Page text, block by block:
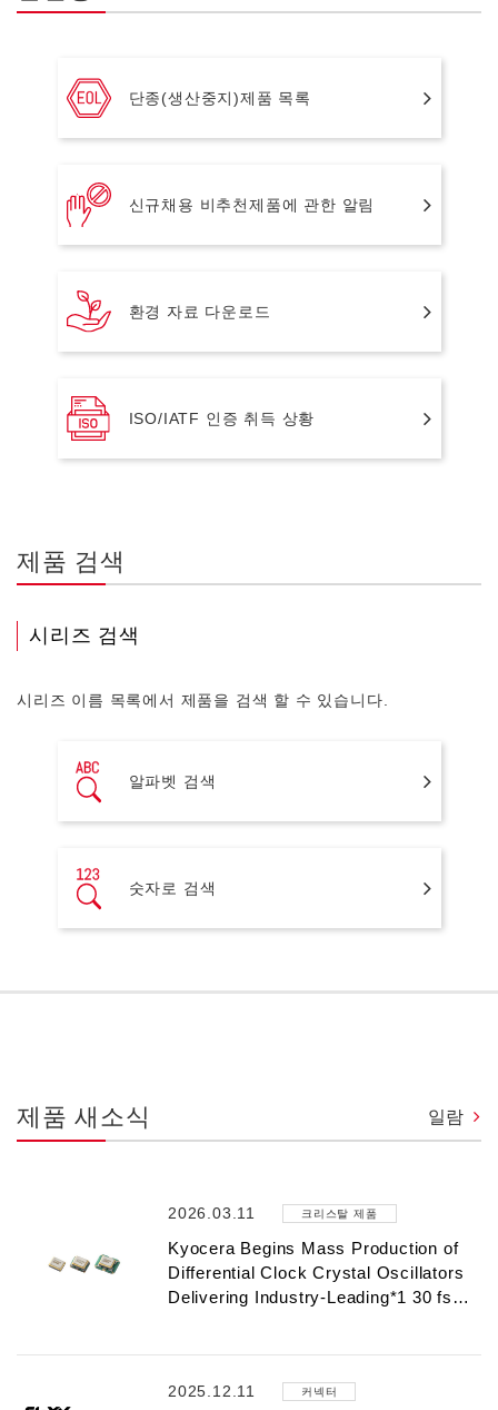
단종(생산중지)제품 목록
신규채용 비추천제품에 관한 알림
환경 자료 다운로드
ISO/IATF 인증 취득 상황
제품 검색
시리즈 검색
시리즈 이름 목록에서 제품을 검색 할 수 있습니다.
알파벳 검색
숫자로 검색
제품 새소식 일람
2026.03.11 크리스탈 제품
Kyocera Begins Mass Production of
Differential Clock Crystal Oscillators
Delivering Industry-Leading*1 30 fs…
2025.12.11 커넥터